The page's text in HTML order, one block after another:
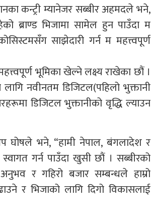
कन्ट्री म्यानेजर सब्बीर अहमदले भने,
ब्राण्ड भिजामा सामेल हुन पाउँदा म
साझेदारी गर्न म महत्त्वपूर्ण
भूमिका खेल्ने लक्ष्य राखेका छौं ।
नवीनतम डिजिटल(पहिलो भुक्तानी
डिजिटल भुक्तानीको वृद्धि ल्याउन
घोषले भने, “हामी नेपाल, बंगलादेश र
गर्न पाउँदा खुसी छौं । सब्बीरको
र गहिरो बजार सम्बन्धले हाम्रो
र भिजाको लागि दिगो विकासलाई